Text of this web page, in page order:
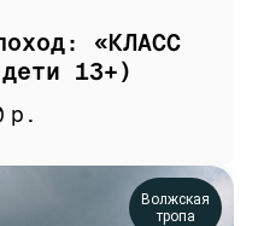
«КЛАСС
13+)
р.
Волжская
тропа